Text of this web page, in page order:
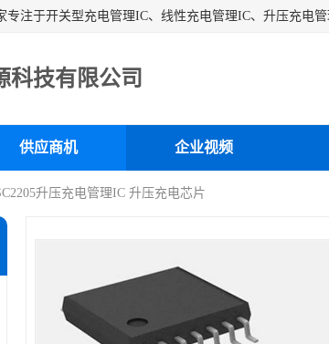
科技有限公司
供应商机 企业视频
升压充电管理IC 升压充电芯片